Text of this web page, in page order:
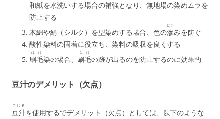
和紙を水洗いする場合の補強となり、無地場の染めムラを
防止する
木綿や絹（シルク）を型染めする場合、色の滲
にじ
みを防ぐ
酸性染料の固着に役立ち、染料の吸収を良くする
刷毛
はけ
染の場合、 刷毛
はけ
の跡が出るのを防止するのに効果的
豆汁のデメリット（欠点）
豆汁
ごじる
を使用するでデメリット（欠点）としては、以下のような